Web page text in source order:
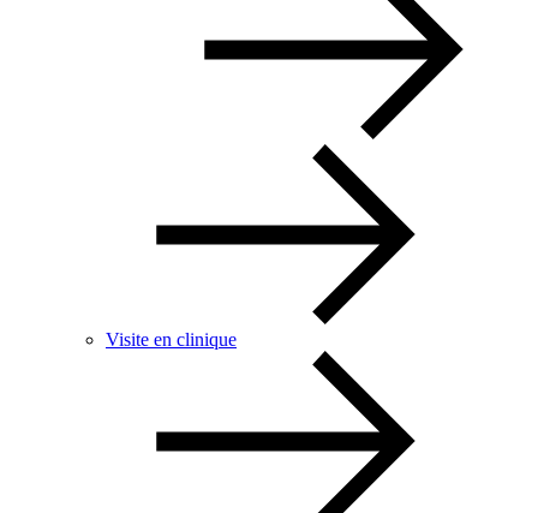
Visite en clinique